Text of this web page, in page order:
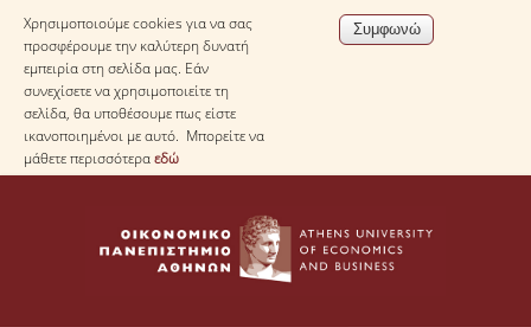
Χρησιμοποιούμε cookies για να σας
προσφέρουμε την καλύτερη δυνατή
εμπειρία στη σελίδα μας. Εάν
συνεχίσετε να χρησιμοποιείτε τη
σελίδα, θα υποθέσουμε πως είστε
ικανοποιημένοι με αυτό. Μπορείτε να
μάθετε περισσότεραεδώ